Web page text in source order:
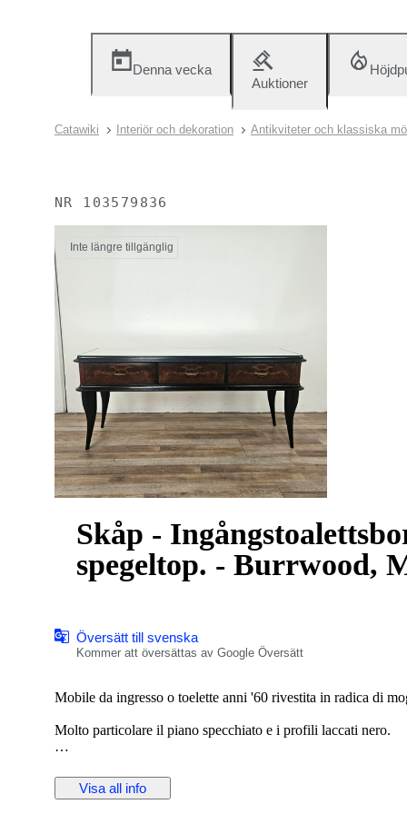
Denna vecka
Auktioner
Catawiki Interiör och dekoration Antikviteter och klassiska
NR 103579836
Inte längre tillgänglig
Skåp -
spegeltop. - Burrwood,
Översätt till svenska
Kommer att översättas av Google Översätt
Mobile da ingresso o toelette anni '60 rivestita in radica di
Molto particolare il piano specchiato e i profili laccati nero.
La toelette presenta normali segni d'usura dovuti da età e
Visa all info